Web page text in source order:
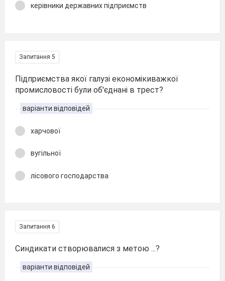
керівники державних підприємств
Запитання 5
Підприємства якої галузі економікиважкої
промисловості були об'єднані в трест?
варіанти відповідей
харчової
вугільної
лісового господарства
Запитання 6
Синдикати створювалися з метою ...?
варіанти відповідей